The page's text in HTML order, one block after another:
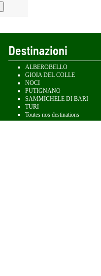
Destinazioni
ALBEROBELLO
GIOIA DEL COLLE
NOCI
PUTIGNANO
SAMMICHELE DI BARI
TURI
Toutes nos destinations